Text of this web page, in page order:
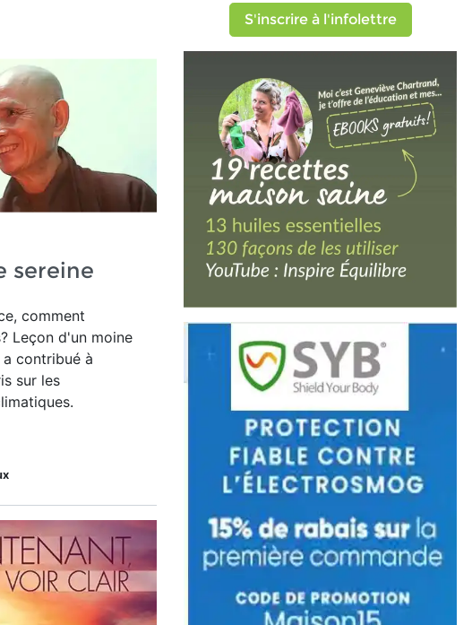
sereine
comment
Leçon d'un moine
contribué à
sur les
S'inscrire à l'infolettre